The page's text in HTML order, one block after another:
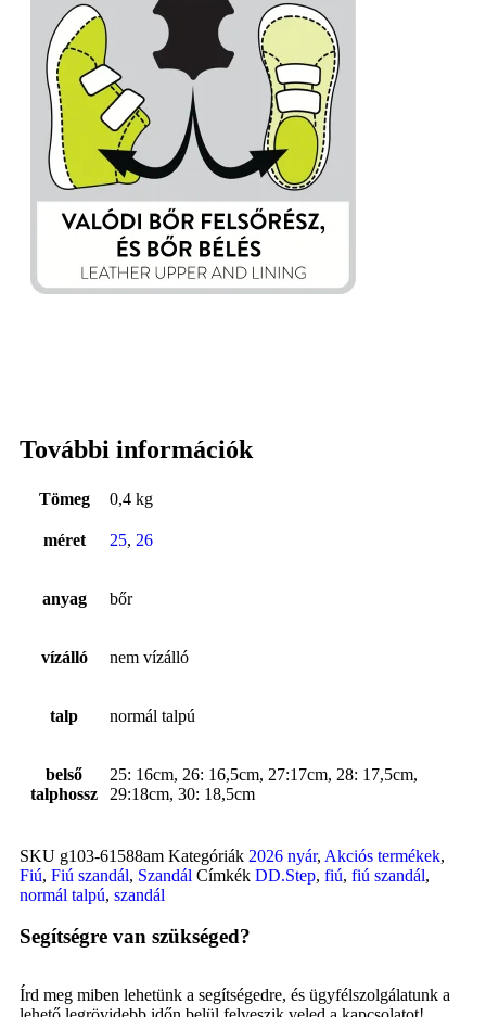
További információk
Tömeg 0,4 kg
méret 25, 26
anyag bőr
vízálló nem vízálló
talp normál talpú
belső
talphossz
25: 16cm, 26: 16,5cm, 27:17cm, 28: 17,5cm,
29:18cm, 30: 18,5cm
SKU g103-61588am Kategóriák 2026 nyár, Akciós termékek,
Fiú, Fiú szandál, Szandál Címkék DD.Step, fiú, fiú szandál,
normál talpú, szandál
Segítségre van szükséged?
Írd meg miben lehetünk a segítségedre, és ügyfélszolgálatunk a